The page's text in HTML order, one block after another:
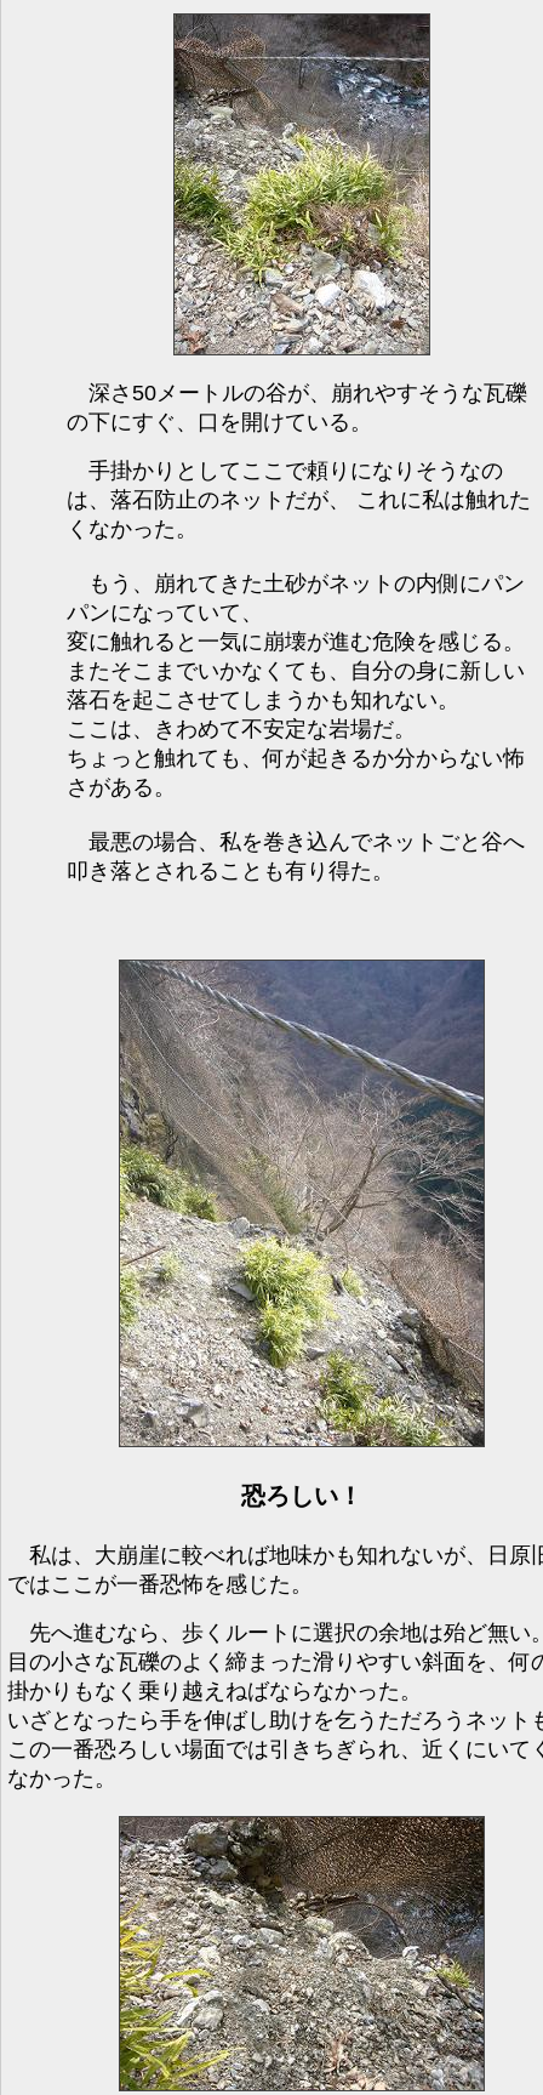
深さ50メートルの谷が、崩れやすそうな瓦礫
の下にすぐ、口を開けている。
手掛かりとしてここで頼りになりそうなの
は、落石防止のネットだが、 これに私は触れた
くなかった。
もう、崩れてきた土砂がネットの内側にパン
パンになっていて、
変に触れると一気に崩壊が進む危険を感じる。
またそこまでいかなくても、自分の身に新しい
落石を起こさせてしまうかも知れない。
ここは、きわめて不安定な岩場だ。
ちょっと触れても、何が起きるか分からない怖
さがある。
最悪の場合、私を巻き込んでネットごと谷へ
叩き落とされることも有り得た。
恐ろしい！
私は、大崩崖に較べれば地味かも知れないが、日原
ではここが一番恐怖を感じた。
先へ進むなら、歩くルートに選択の余地は殆ど無い
目の小さな瓦礫のよく締まった滑りやすい斜面を、何
掛かりもなく乗り越えねばならなかった。
いざとなったら手を伸ばし助けを乞うただろうネット
この一番恐ろしい場面では引きちぎられ、近くにいて
なかった。